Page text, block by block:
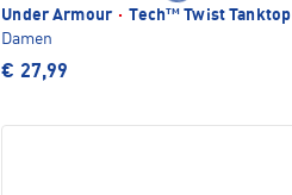
Under Armour · Tech™ Twist Tanktop
Damen
€ 27,99